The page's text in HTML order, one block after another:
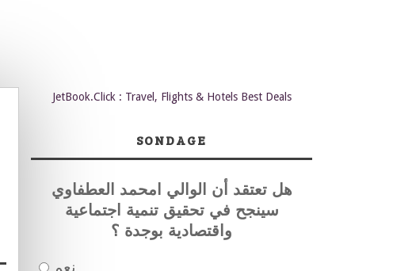
JetBook.Click : Travel, Flights & Hotels Best Deals
SONDAGE
هل تعتقد أن الوالي امحمد العطفاوي
سينجح في تحقيق تنمية اجتماعية
واقتصادية بوجدة ؟
نعم